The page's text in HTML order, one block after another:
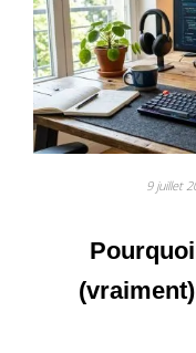
9 juillet